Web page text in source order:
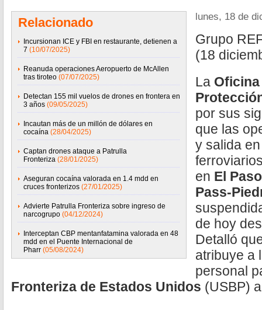
Relacionado
Incursionan ICE y FBI en restaurante, detienen a
7 (10/07/2025)
Reanuda operaciones Aeropuerto de McAllen
tras tiroteo (07/07/2025)
Detectan 155 mil vuelos de drones en frontera en
3 años (09/05/2025)
Incautan más de un millón de dólares en
cocaína (28/04/2025)
Captan drones ataque a Patrulla
Fronteriza (28/01/2025)
Aseguran cocaína valorada en 1.4 mdd en
cruces fronterizos (27/01/2025)
Advierte Patrulla Fronteriza sobre ingreso de
narcogrupo (04/12/2024)
Interceptan CBP mentanfatamina valorada en 48
mdd en el Puente Internacional de
Pharr (05/08/2024)
lunes, 18 de
Grupo
(18
La
por sus
que las
y salida
en El
Pass-
de hoy
Detalló
atribuye a
personal
Fronteriza de Estados Unidos (USBP)